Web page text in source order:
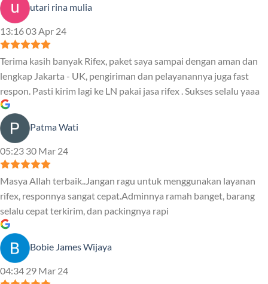
utari rina mulia
13:16 03 Apr 24
Terima kasih banyak Rifex, paket saya sampai dengan aman dan
lengkap Jakarta - UK, pengiriman dan pelayanannya juga fast
respon. Pasti kirim lagi ke LN pakai jasa rifex . Sukses selalu yaaa
Patma Wati
05:23 30 Mar 24
Masya Allah terbaik..Jangan ragu untuk menggunakan layanan
rifex, responnya sangat cepat.Adminnya ramah banget, barang
selalu cepat terkirim, dan packingnya rapi
Bobie James Wijaya
04:34 29 Mar 24